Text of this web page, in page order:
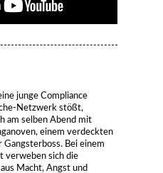
junge Compliance
Netzwerk stößt,
am selben Abend mit
einem verdeckten
Bei einem
verweben sich die
Macht, Angst und